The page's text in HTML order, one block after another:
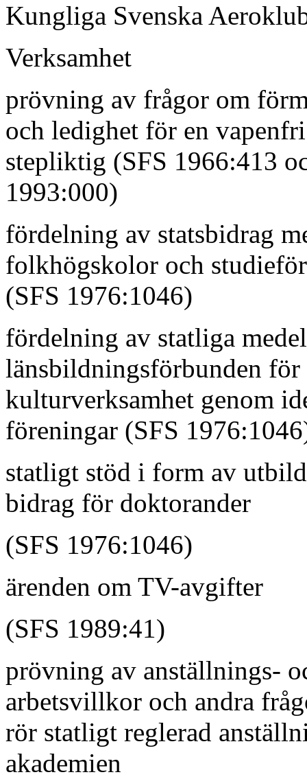
Kungliga Svenska
Verksamhet
prövning av frågor om
och ledighet för en
stepliktig (SFS 1966:413
1993:000)
fördelning av statsbidrag
folkhögskolor och
(SFS 1976:1046)
fördelning av statliga
länsbildningsförbunden
kulturverksamhet genom
föreningar (SFS
statligt stöd i form av
bidrag för doktorander
(SFS 1976:1046)
ärenden om TV-avgifter
(SFS 1989:41)
prövning av anställnings-
arbetsvillkor och andra
rör statligt reglerad
akademien